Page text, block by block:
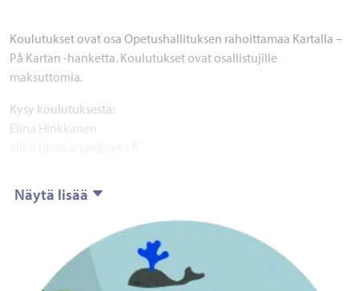
Koulutukset ovat osa Opetushallituksen rahoittamaa Kartalla –
På Kartan -hanketta. Koulutukset ovat osallistujille
maksuttomia.
Kysy koulutuksesta:
Elina Hinkkanen
Näytä lisää